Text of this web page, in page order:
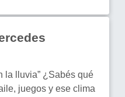
la lluvia” ¿Sabés qué
juegos y ese clima